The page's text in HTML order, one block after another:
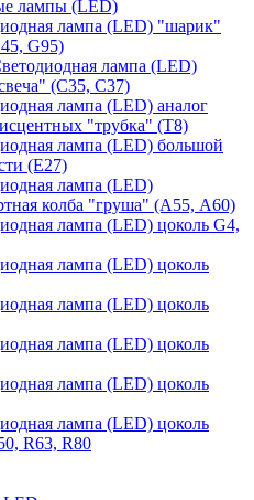
лампы (LED)
лампа (LED) "шарик"
G95)
лампа (LED)
(С35, С37)
лампа (LED) аналог
"трубка" (T8)
лампа (LED) большой
(Е27)
лампа (LED)
колба "груша" (А55, А60)
лампа (LED) цоколь G4,
лампа (LED) цоколь
лампа (LED) цоколь
лампа (LED) цоколь
лампа (LED) цоколь
лампа (LED) цоколь
R63, R80